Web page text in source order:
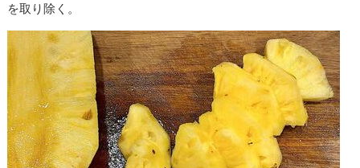
を取り除く。